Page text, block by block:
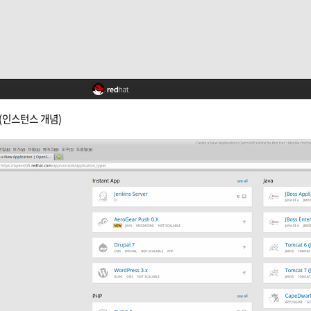
스턴스 개념)